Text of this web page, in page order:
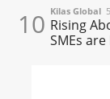
10 Kilas Global
Rising
SMEs